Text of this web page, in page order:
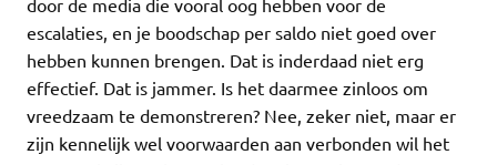
door de media die vooral oog hebben voor de
escalaties, en je boodschap per saldo niet goed over
hebben kunnen brengen. Dat is inderdaad niet erg
effectief. Dat is jammer. Is het daarmee zinloos om
vreedzaam te demonstreren? Nee, zeker niet, maar er
zijn kennelijk wel voorwaarden aan verbonden wil het